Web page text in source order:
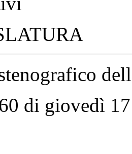
di giovedì